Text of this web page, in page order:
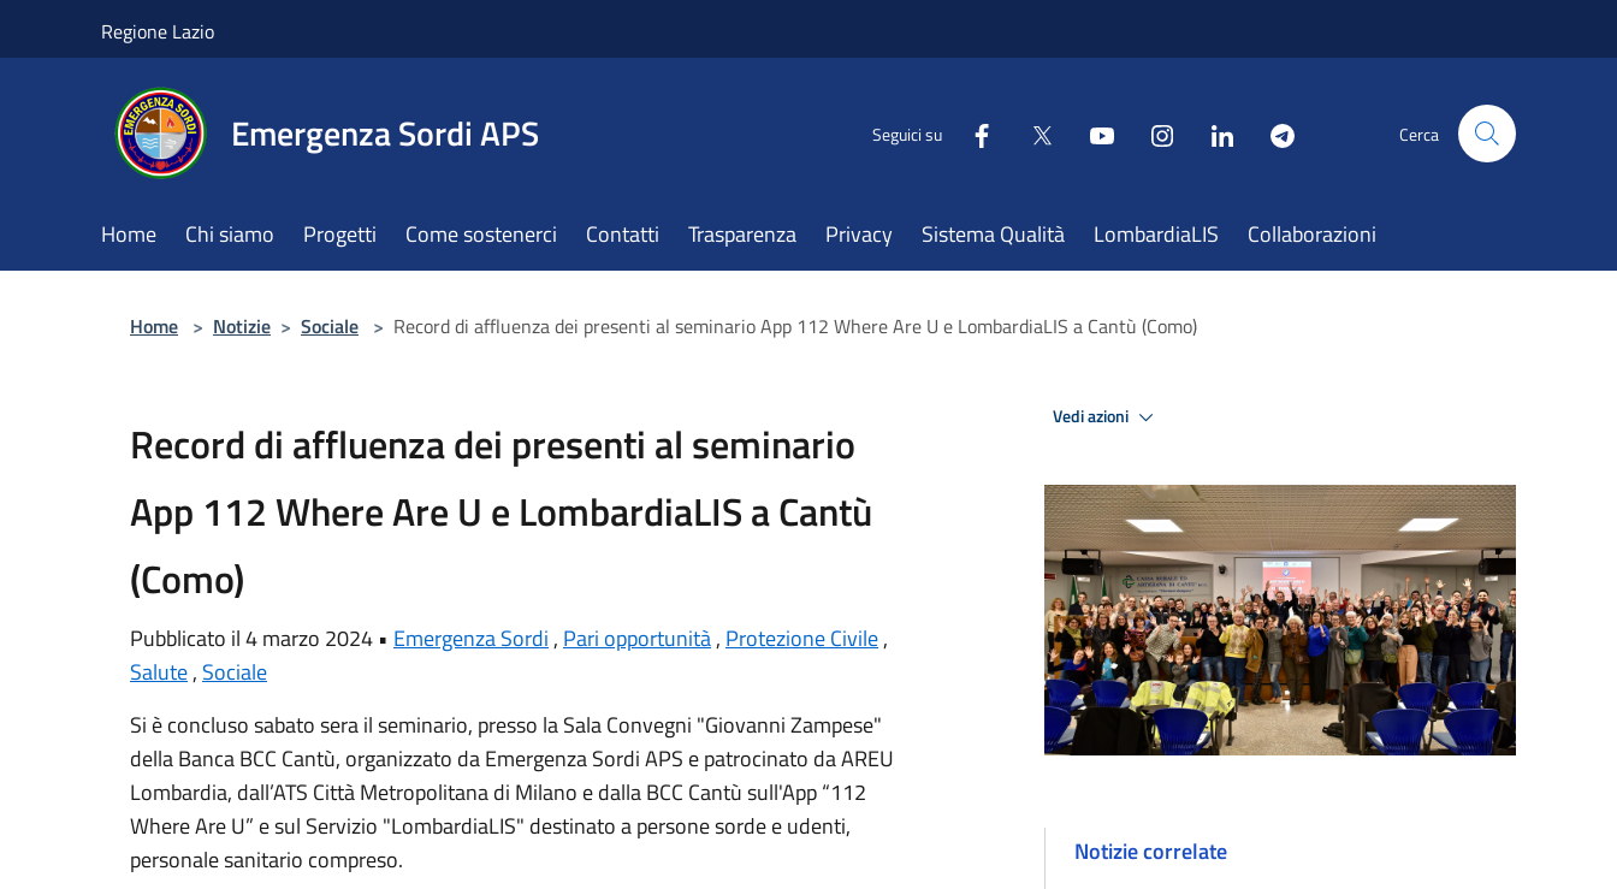
Regione Lazio
Emergenza Sordi APS Seguici su Cerca
Home Chi siamo Progetti Come sostenerci Contatti Trasparenza Privacy Sistema Qualità LombardiaLIS Collaborazioni
Home > Notizie > Sociale > Record di affluenza dei presenti al seminario App 112 Where Are U e LombardiaLIS a Cantù (Como)
Record di affluenza dei presenti al seminario
App 112 Where Are U e LombardiaLIS a Cantù
(Como)
Pubblicato il 4 marzo 2024 • Emergenza Sordi , Pari opportunità, Protezione Civile,
Salute, Sociale
Si è concluso sabato sera il seminario, presso la Sala Convegni "Giovanni Zampese"
della Banca BCC Cantù, organizzato daEmergenza SordiAPS e patrocinato da AREU
Lombardia, dall’ATS Città Metropolitana di Milano e dallaBCC Cantùsull'App “112
Where Are U” e sul Servizio "LombardiaLIS" destinato a persone sorde e udenti,
personale sanitario compreso.
Vedi azioni
Notizie correlate